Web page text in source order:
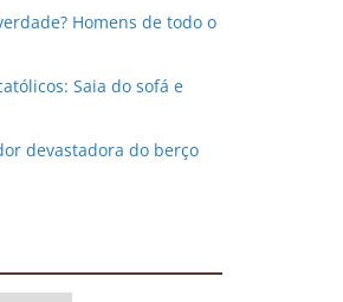
Homens de todo o
Saia do sofá e
devastadora do berço